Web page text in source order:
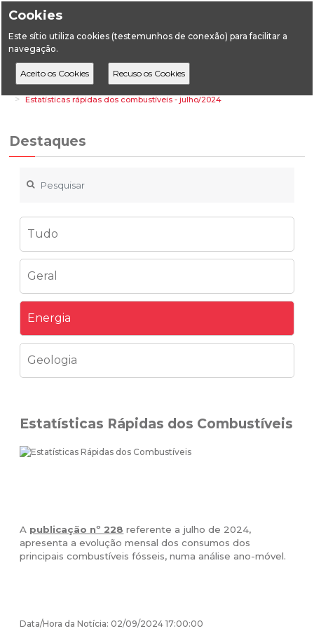
Cookies
Este sítio utiliza cookies (testemunhos de conexão) para facilitar a
navegação.
HomeDestaques
Energia
Estatísticas rápidas dos combustíveis - julho/2024
Destaques
Tudo
Geral
Energia
Geologia
Estatísticas Rápidas dos Combustíveis
A publicação nº 228 referente a julho de 2024,
apresenta a evolução mensal dos consumos dos
principais combustíveis fósseis, numa análise ano-móvel.
Data/Hora da Notícia: 02/09/2024 17:00:00